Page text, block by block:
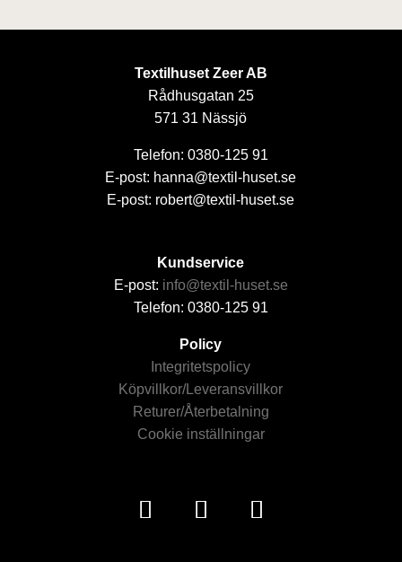
Textilhuset Zeer AB
Rådhusgatan 25
571 31 Nässjö
Telefon: 0380-125 91
E-post: hanna@textil-huset.se
E-post: robert@textil-huset.se
Kundservice
E-post: info@textil-huset.se
Telefon: 0380-125 91
Policy
Integritetspolicy
Köpvillkor/Leveransvillkor
Returer/Återbetalning
Cookie inställningar